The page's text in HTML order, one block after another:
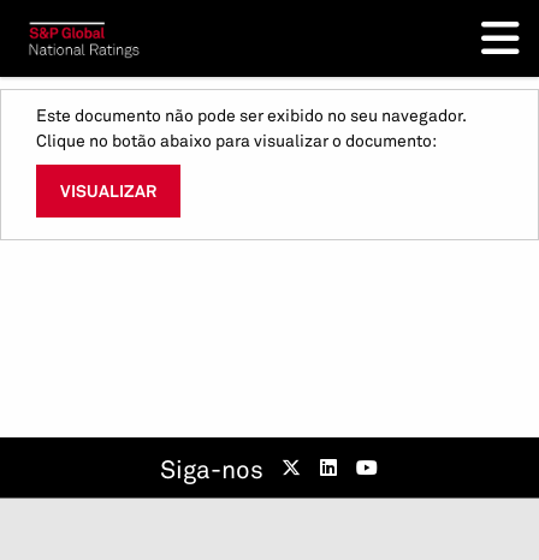
Este documento não pode ser exibido no seu navegador.
Clique no botão abaixo para visualizar o documento:
VISUALIZAR
Siga-nos